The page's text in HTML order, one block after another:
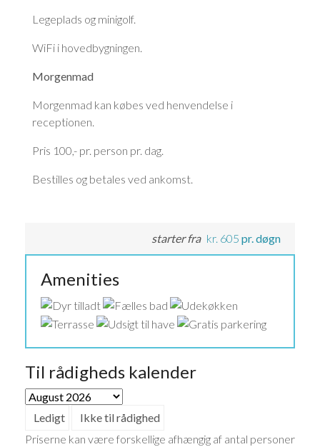
Legeplads og minigolf.
WiFi i hovedbygningen.
Morgenmad
Morgenmad kan købes ved henvendelse i
receptionen.
Pris 100,- pr. person pr. dag.
Bestilles og betales ved ankomst.
starter fra kr. 605 pr. døgn
Amenities
Til rådigheds kalender
Ledigt
Ikke til rådighed
Priserne kan være forskellige afhængig af antal personer